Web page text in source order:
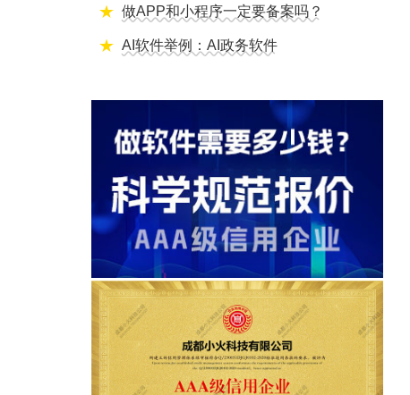
做APP和小程序一定要备案吗？
AI软件举例：AI政务软件